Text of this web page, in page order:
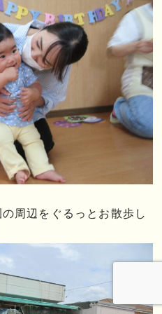
周辺をぐるっとお散歩し